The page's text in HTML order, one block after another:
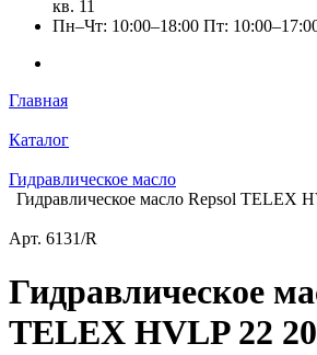
кв. 11
Пн–Чт: 10:00–18:00 Пт:
Главная
Каталог
Гидравлическое масло
Гидравлическое масло Repsol TELEX
Арт. 6131/R
Гидравлическое
TELEX HVLP 22